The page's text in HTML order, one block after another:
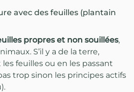
avec des feuilles (plantain
propres et non souillées,
S’il y a de la terre,
les feuilles ou en les passant
trop sinon les principes actifs